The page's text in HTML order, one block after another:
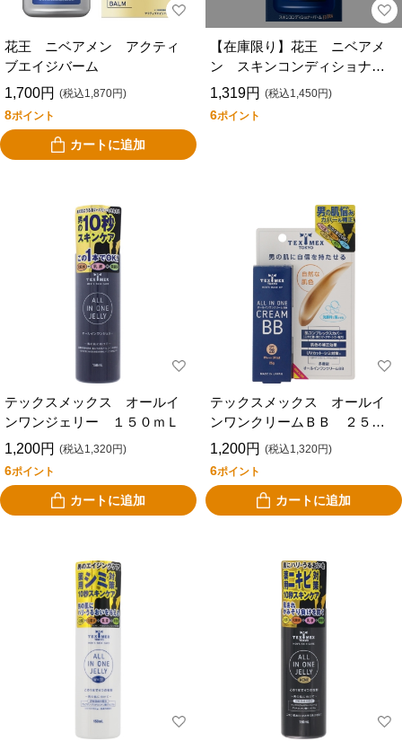
花王 ニベアメン アクティ
ブエイジバーム
1,700円 (税込1,870円)
8ポイント
カートに追加
【在庫限り】花王 ニベアメ
ン スキンコンディショナー
バーム エクストラケア
1,319円 (税込1,450円)
6ポイント
テックスメックス オールイ
ンワンジェリー １５０ｍＬ
1,200円 (税込1,320円)
6ポイント
カートに追加
テックスメックス オールイ
ンワンクリームＢＢ ２５
ｇ 自然な肌色
1,200円 (税込1,320円)
6ポイント
カートに追加